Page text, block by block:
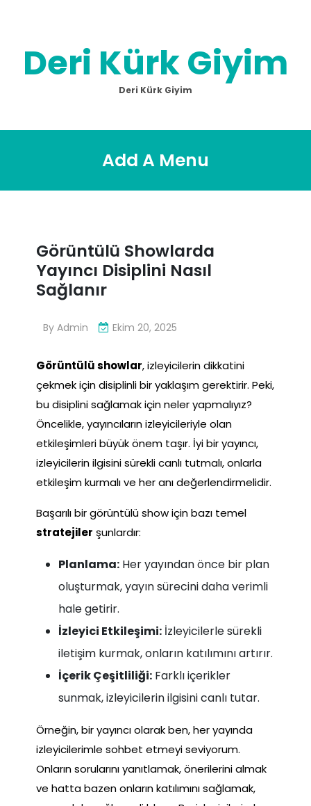
Deri Kürk Giyim
Deri Kürk Giyim
Add A Menu
Görüntülü Showlarda
Yayıncı Disiplini Nasıl
Sağlanır
By Admin Ekim 20, 2025
Görüntülü showlar, izleyicilerin dikkatini
çekmek için disiplinli bir yaklaşım gerektirir. Peki,
bu disiplini sağlamak için neler yapmalıyız?
Öncelikle, yayıncıların izleyicileriyle olan
etkileşimleri büyük önem taşır. İyi bir yayıncı,
izleyicilerin ilgisini sürekli canlı tutmalı, onlarla
etkileşim kurmalı ve her anı değerlendirmelidir.
Başarılı bir görüntülü show için bazı temel
stratejiler şunlardır:
Planlama: Her yayından önce bir plan
oluşturmak, yayın sürecini daha verimli
hale getirir.
İzleyici Etkileşimi: İzleyicilerle sürekli
iletişim kurmak, onların katılımını artırır.
İçerik Çeşitliliği: Farklı içerikler
sunmak, izleyicilerin ilgisini canlı tutar.
Örneğin, bir yayıncı olarak ben, her yayında
izleyicilerimle sohbet etmeyi seviyorum.
Onların sorularını yanıtlamak, önerilerini almak
ve hatta bazen onların katılımını sağlamak,